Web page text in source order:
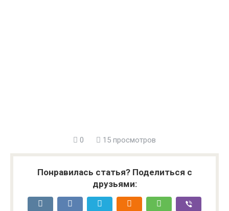
0 15 просмотров
Понравилась статья? Поделиться с
друзьями: